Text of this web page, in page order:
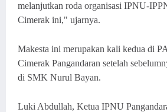
melanjutkan roda organisasi IPNU-
Cimerak ini," ujarnya.
Makesta ini merupakan kali kedua di
Cimerak Pangandaran setelah
di SMK Nurul Bayan.
Luki Abdullah, Ketua IPNU